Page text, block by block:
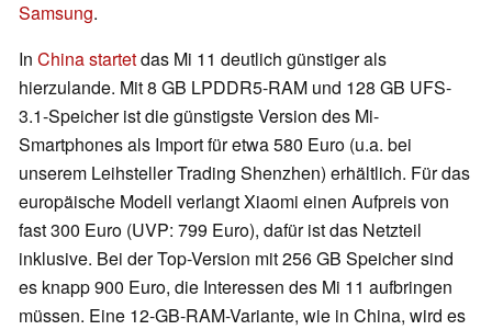
Samsung.
In China startetdas Mi 11 deutlich günstiger als
hierzulande. Mit 8 GB LPDDR5-RAM und 128 GB UFS-
3.1-Speicher ist die günstigste Version des Mi-
Smartphones als Import für etwa 580 Euro (u.a. bei
unserem Leihsteller Trading Shenzhen) erhältlich. Für das
europäische Modell verlangt Xiaomi einen Aufpreis von
fast 300 Euro (UVP: 799 Euro), dafür ist das Netzteil
inklusive. Bei der Top-Version mit 256 GB Speicher sind
es knapp 900 Euro, die Interessen des Mi 11 aufbringen
müssen. Eine 12-GB-RAM-Variante, wie in China, wird es